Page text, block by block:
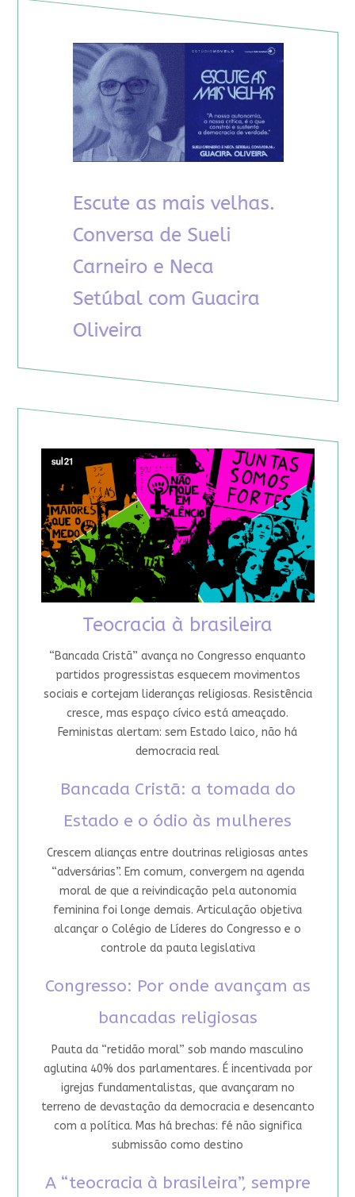
Teocracia à brasileira
“Bancada Cristã” avança no Congresso enquanto
partidos progressistas esquecem movimentos
sociais e cortejam lideranças religiosas. Resistência
cresce, mas espaço cívico está ameaçado.
Feministas alertam: sem Estado laico, não há
democracia real
Bancada Cristã: a tomada do
Estado e o ódio às mulheres
Crescem alianças entre doutrinas religiosas antes
“adversárias”. Em comum, convergem na agenda
moral de que a reivindicação pela autonomia
feminina foi longe demais. Articulação objetiva
alcançar o Colégio de Líderes do Congresso e o
controle da pauta legislativa
Congresso: Por onde avançam as
bancadas religiosas
Pauta da “retidão moral” sob mando masculino
aglutina 40% dos parlamentares. É incentivada por
igrejas fundamentalistas, que avançaram no
terreno de devastação da democracia e desencanto
com a política. Mas há brechas: fé não significa
submissão como destino
A “teocracia à brasileira”, sempre